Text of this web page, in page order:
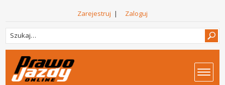
Zarejestruj | Zaloguj